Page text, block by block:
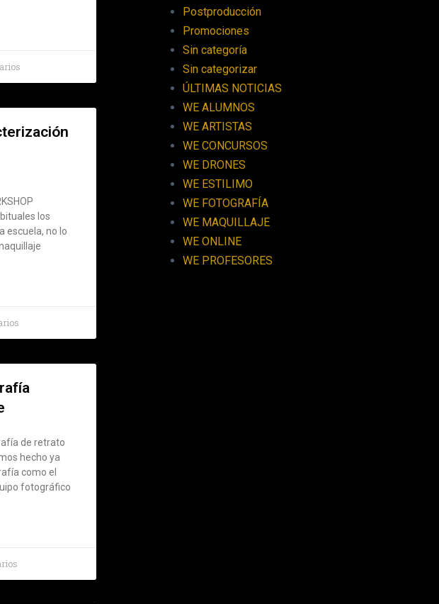
los
escuela, no lo
de retrato
hecho ya
como el
fotográfico
Postproducción
Promociones
Sin categoría
Sin categorizar
ÚLTIMAS NOTICIAS
WE ALUMNOS
WE ARTISTAS
WE CONCURSOS
WE DRONES
WE ESTILIMO
WE FOTOGRAFÍA
WE MAQUILLAJE
WE ONLINE
WE PROFESORES